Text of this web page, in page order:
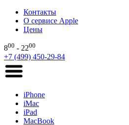
Контакты
О сервисе Apple
Цены
800 - 2200
+7 (499) 450-29-84
iPhone
iMac
iPad
MacBook